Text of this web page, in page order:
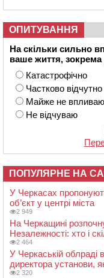
ОПИТУВАННЯ
На скільки сильно
ваше життя, зокрема
Катастрофічно
Частково відчутно
Майже не
Не відчуваю
ПОПУЛЯРНЕ НА
У Черкасах
об’єкт у центрі міста
2 949
На Черкащині
Незалежності: хто і
2 464
У Черкаській облраді
директора установи,
2 320